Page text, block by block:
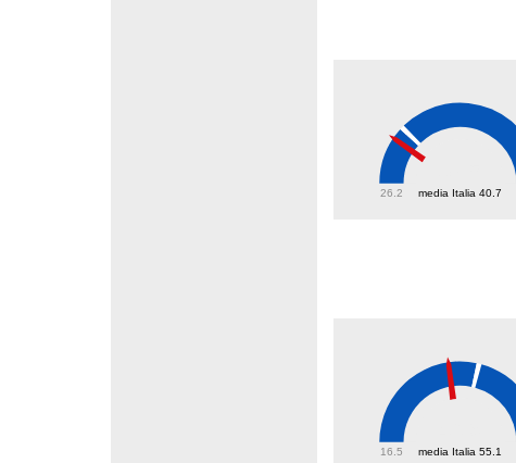
media Italia 40.7
26.2
media Italia 55.1
16.5